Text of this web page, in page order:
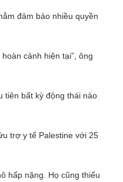
đảm bảo nhiều quyền
cảnh hiện tại”, ông
tiên bất kỳ động thái nào
trợ y tế Palestine với 25
hấp nặng. Họ cũng thiếu